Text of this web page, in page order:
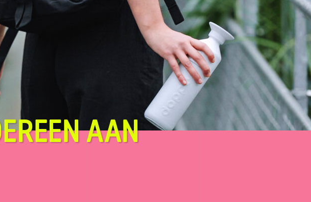
AAN